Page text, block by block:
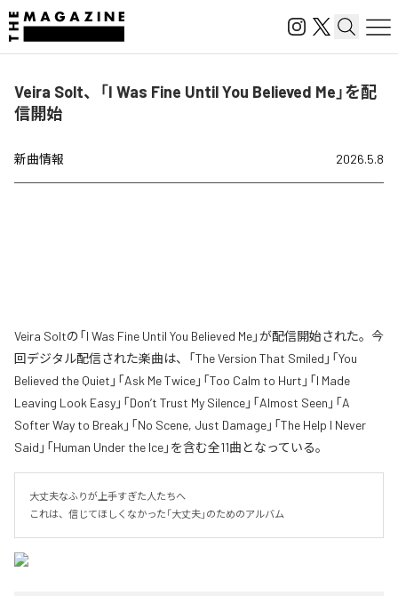
Veira Solt、「I Was Fine Until You Believed Me」を配
信開始
新曲情報 2026.5.8
Veira Soltの「I Was Fine Until You Believed Me」が配信開始された。今
回デジタル配信された楽曲は、「The Version That Smiled」「You
Believed the Quiet」「Ask Me Twice」「Too Calm to Hurt」「I Made
Leaving Look Easy」「Don’t Trust My Silence」「Almost Seen」「A
Softer Way to Break」「No Scene, Just Damage」「The Help I Never
Said」「Human Under the Ice」を含む全11曲となっている。
大丈夫なふりが上手すぎた人たちへ
これは、信じてほしくなかった「大丈夫」のためのアルバム